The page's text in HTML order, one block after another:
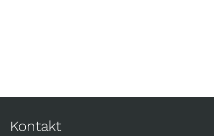
Kontakt